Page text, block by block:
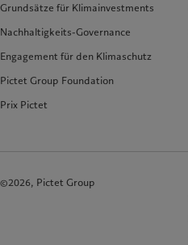
Grundsätze für Klimainvestments
Nachhaltigkeits-Governance
Engagement für den Klimaschutz
Pictet Group Foundation
Prix Pictet
©2026, Pictet Group